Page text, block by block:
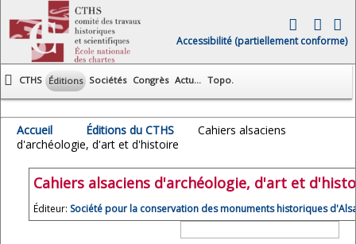
Accessibilité (partiellement conforme)
CTHS Éditions Sociétés Congrès Actu... Topo.
Accueil Éditions du CTHS
Cahiers alsaciens
d'archéologie, d'art et d'histoire
Cahiers alsaciens d'archéologie, d'art et
Éditeur: Société pour la conservation des monuments historiques